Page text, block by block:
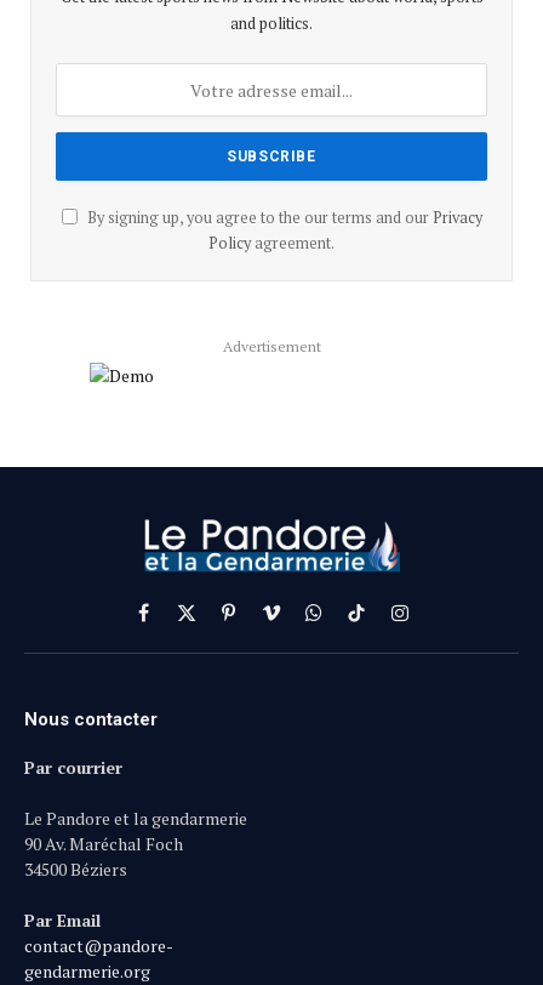
and politics.
By signing up, you agree to the our terms and our Privacy
Policyagreement.
Advertisement
Facebook
X
(Twitter)
PinterestVimeoWhatsApp
TikTokInstagram
Nous contacter
Par courrier
Le Pandore et la gendarmerie
90 Av. Maréchal Foch
34500 Béziers
Par Email
contact@pandore-
gendarmerie.org